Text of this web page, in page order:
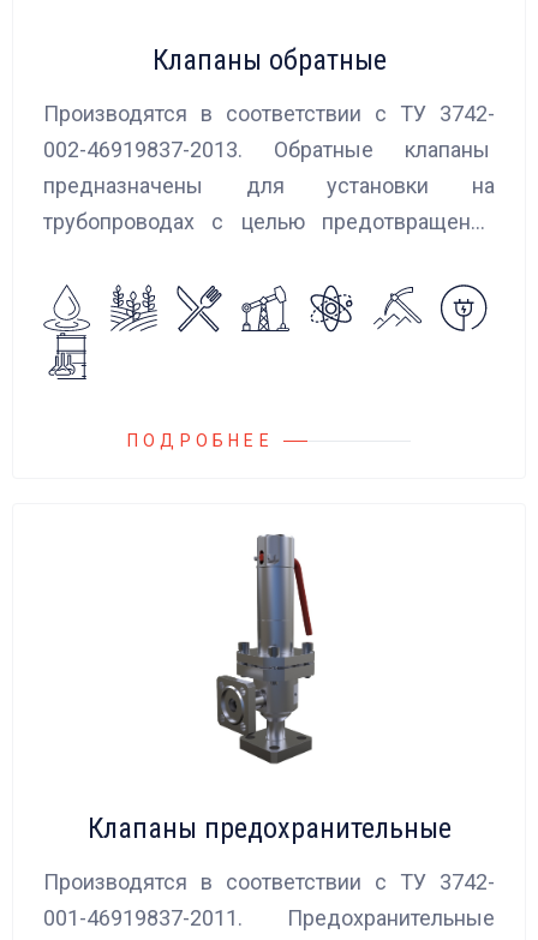
Клапаны обратные
Производятся в соответствии с ТУ 3742-
002-46919837-2013. Обратные клапаны
предназначены для установки на
трубопроводах с целью предотвращения
агрессивных жидкостей, эмульсий,
суспензий и пропуска их в прямом
направлении.
ПОДРОБНЕЕ
Клапаны предохранительные
Производятся в соответствии с ТУ 3742-
001-46919837-2011. Предохранительные